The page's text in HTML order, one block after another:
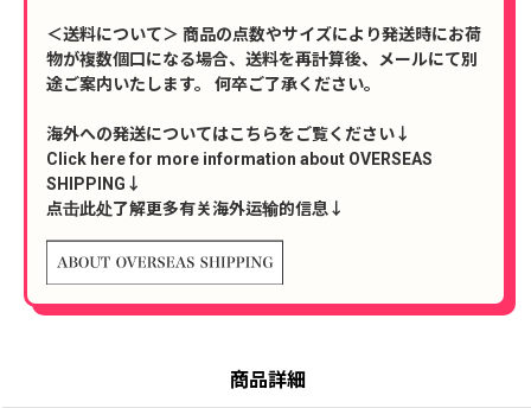
＜送料について＞ 商品の点数やサイズにより発送時にお荷
物が複数個口になる場合、送料を再計算後、メールにて別
途ご案内いたします。 何卒ご了承ください。
海外への発送についてはこちらをご覧ください↓
Click here for more information about OVERSEAS
SHIPPING↓
点击此处了解更多有关海外运输的信息↓
商品詳細